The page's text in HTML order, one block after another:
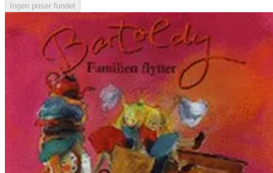
Ingen priser fundet